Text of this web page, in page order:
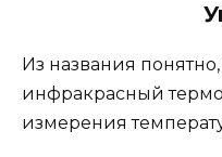
Из названия
инфракрасный
измерения